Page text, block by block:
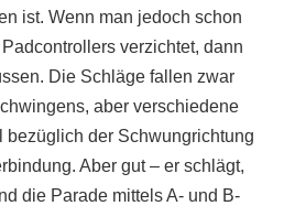
ist. Wenn man jedoch schon
verzichtet, dann
Die Schläge fallen zwar
aber verschiedene
bezüglich der Schwungrichtung
Aber gut – er schlägt,
die Parade mittels A- und B-